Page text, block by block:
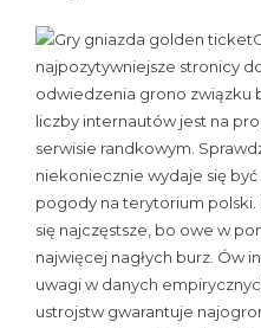
najpozytywniejsze stronicy
odwiedzenia grono związku
liczby internautów jest na
serwisie randkowym.
niekoniecznie wydaje się
pogody na terytorium
się najczęstsze, bo owe w
najwięcej nagłych burz. Ów
uwagi w danych
ustrojstw gwarantuje